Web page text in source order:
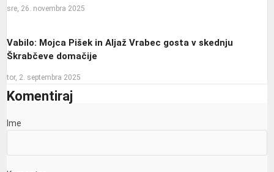
sre, 26. novembra 2025
Vabilo: Mojca Pišek in Aljaž Vrabec gosta v skednju
Škrabčeve domačije
tor, 2. septembra 2025
Komentiraj
Ime